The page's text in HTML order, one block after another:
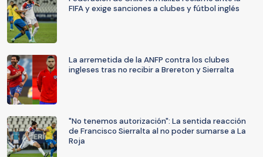
FIFA y exige sanciones a clubes y fútbol inglés
La arremetida de la ANFP contra los clubes
ingleses tras no recibir a Brereton y Sierralta
"No tenemos autorización": La sentida reacción
de Francisco Sierralta al no poder sumarse a La
Roja